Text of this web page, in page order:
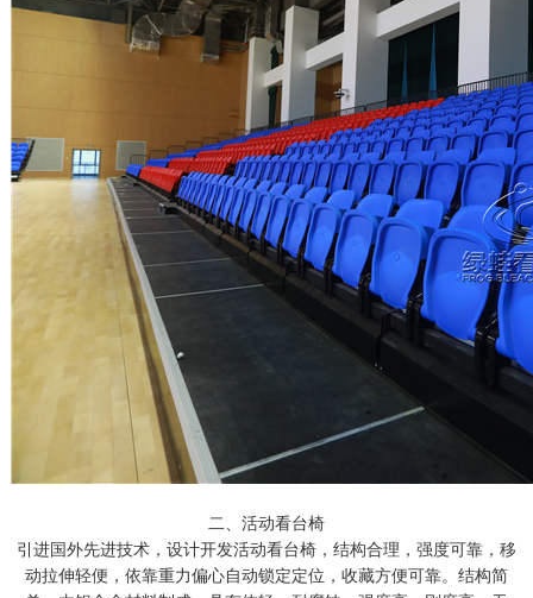
二、活动看台椅
引进国外先进技术，设计开发活动看台椅，结构合理，强度可靠，移
动拉伸轻便，依靠重力偏心自动锁定定位，收藏方便可靠。结构简